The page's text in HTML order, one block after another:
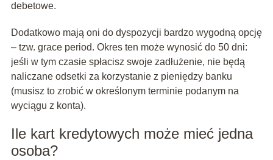
debetowe.
Dodatkowo mają oni do dyspozycji bardzo wygodną opcję
– tzw. grace period. Okres ten może wynosić do 50 dni:
jeśli w tym czasie spłacisz swoje zadłużenie, nie będą
naliczane odsetki za korzystanie z pieniędzy banku
(musisz to zrobić w określonym terminie podanym na
wyciągu z konta).
Ile kart kredytowych może mieć jedna
osoba?